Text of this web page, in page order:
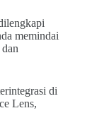
memindai
di
Lens,